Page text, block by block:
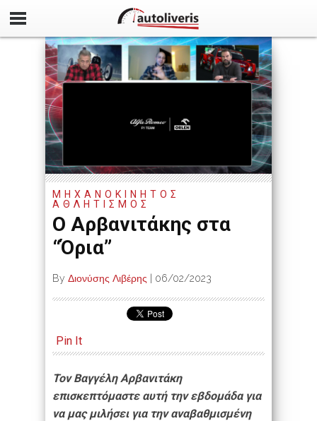
ΜΗΧΑΝΟΚΙΝΗΤΟΣ
ΑΘΛΗΤΙΣΜΟΣ
Ο Αρβανιτάκης στα
“Όρια”
By Διονύσης Λιβέρης 06/02/2023
Pin It
Τον Βαγγέλη Αρβανιτάκη
επισκεπτόμαστε αυτή την εβδομάδα για
να μας μιλήσει για την αναβαθμισμένη